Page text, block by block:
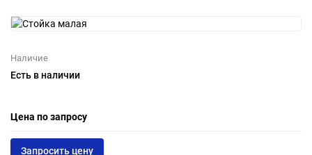
Наличие
Есть в наличии
Цена по запросу
Запросить цену